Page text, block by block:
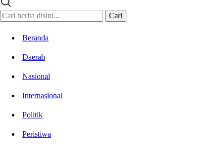
Cari
Beranda
Daerah
Nasional
Internasional
Politik
Peristiwa